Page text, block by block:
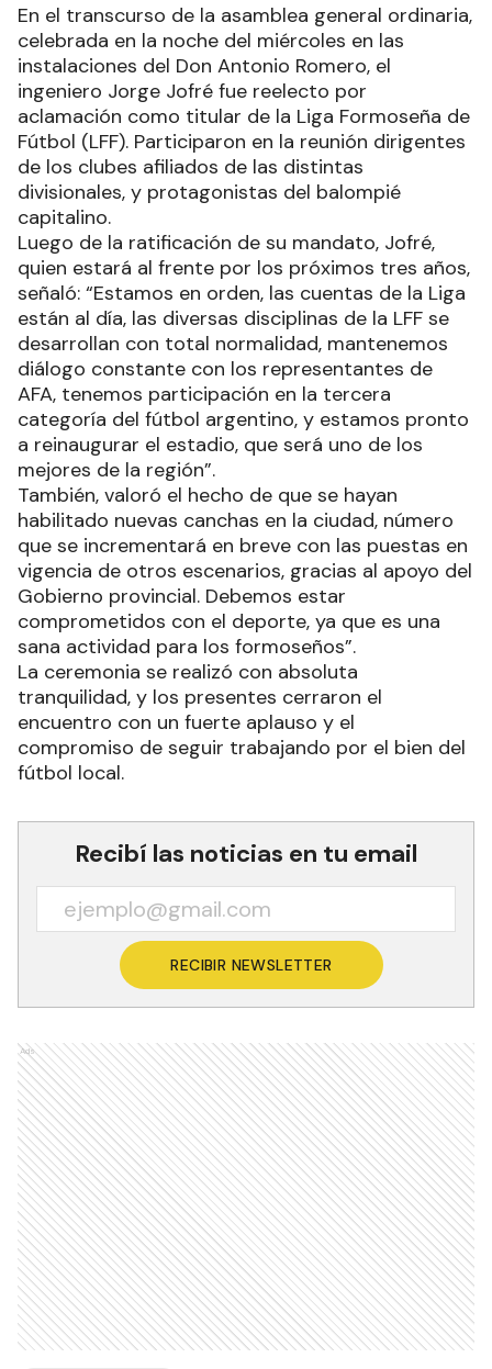
En el transcurso de la asamblea general ordinaria,
celebrada en la noche del miércoles en las
instalaciones del Don Antonio Romero, el
ingeniero Jorge Jofré fue reelecto por
aclamación como titular de la Liga Formoseña de
Fútbol (LFF). Participaron en la reunión dirigentes
de los clubes afiliados de las distintas
divisionales, y protagonistas del balompié
capitalino.
Luego de la ratificación de su mandato, Jofré,
quien estará al frente por los próximos tres años,
señaló: “Estamos en orden, las cuentas de la Liga
están al día, las diversas disciplinas de la LFF se
desarrollan con total normalidad, mantenemos
diálogo constante con los representantes de
AFA, tenemos participación en la tercera
categoría del fútbol argentino, y estamos pronto
a reinaugurar el estadio, que será uno de los
mejores de la región”.
También, valoró el hecho de que se hayan
habilitado nuevas canchas en la ciudad, número
que se incrementará en breve con las puestas en
vigencia de otros escenarios, gracias al apoyo del
Gobierno provincial. Debemos estar
comprometidos con el deporte, ya que es una
sana actividad para los formoseños”.
La ceremonia se realizó con absoluta
tranquilidad, y los presentes cerraron el
encuentro con un fuerte aplauso y el
compromiso de seguir trabajando por el bien del
fútbol local.
Recibí las noticias en tu email
RECIBIR NEWSLETTER
Ads